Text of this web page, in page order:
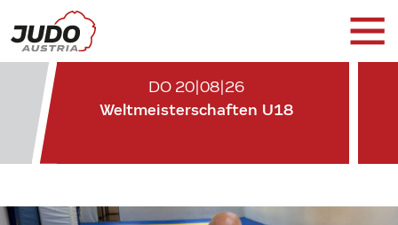
DO 20|08|26
Weltmeisterschaften U18